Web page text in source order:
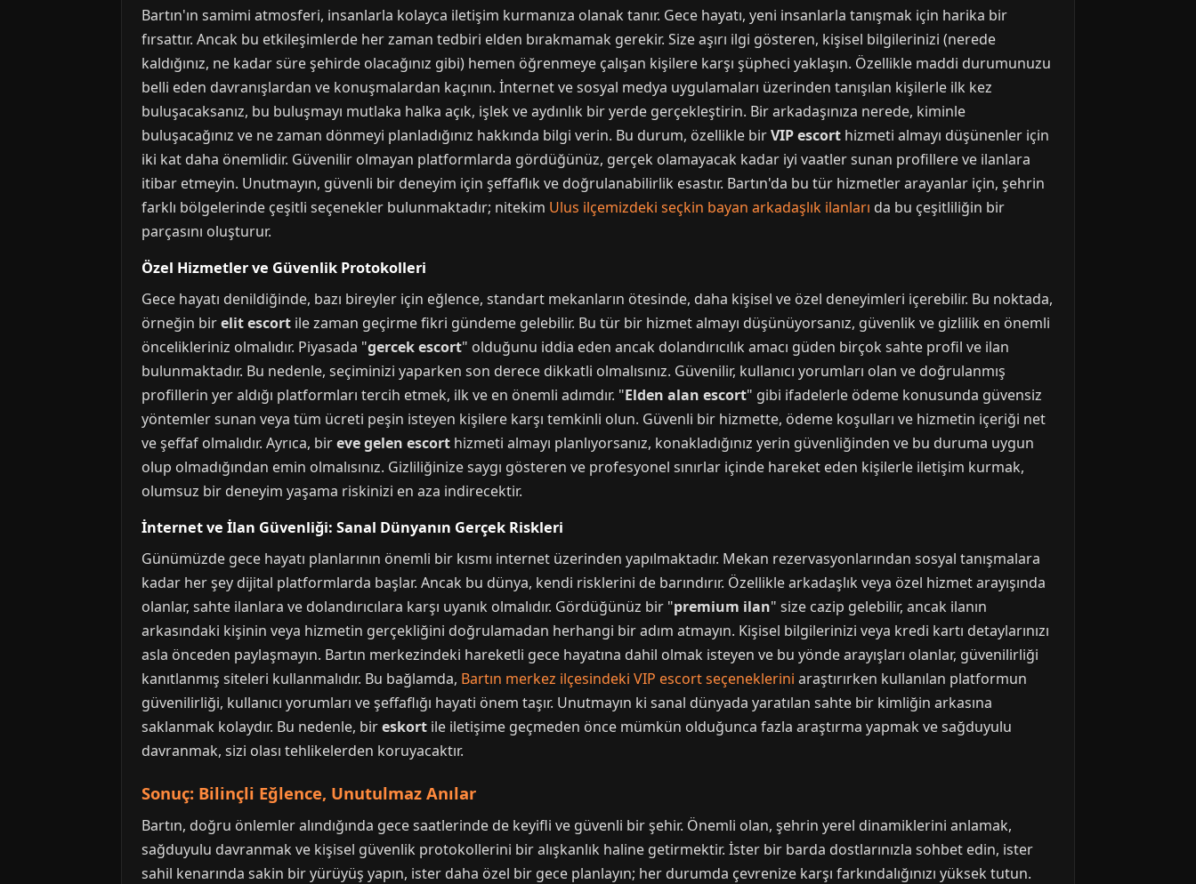
Bartın'ın samimi atmosferi, insanlarla kolayca iletişim kurmanıza olanak tanır. Gece hayatı, yeni insanlarla tanışmak için harika bir
fırsattır. Ancak bu etkileşimlerde her zaman tedbiri elden bırakmamak gerekir. Size aşırı ilgi gösteren, kişisel bilgilerinizi (nerede
kaldığınız, ne kadar süre şehirde olacağınız gibi) hemen öğrenmeye çalışan kişilere karşı şüpheci yaklaşın. Özellikle maddi durumunuzu
belli eden davranışlardan ve konuşmalardan kaçının. İnternet ve sosyal medya uygulamaları üzerinden tanışılan kişilerle ilk kez
buluşacaksanız, bu buluşmayı mutlaka halka açık, işlek ve aydınlık bir yerde gerçekleştirin. Bir arkadaşınıza nerede, kiminle
buluşacağınız ve ne zaman dönmeyi planladığınız hakkında bilgi verin. Bu durum, özellikle birVIP escort hizmeti almayı düşünenler için
iki kat daha önemlidir. Güvenilir olmayan platformlarda gördüğünüz, gerçek olamayacak kadar iyi vaatler sunan profillere ve ilanlara
itibar etmeyin. Unutmayın, güvenli bir deneyim için şeffaflık ve doğrulanabilirlik esastır. Bartın'da bu tür hizmetler arayanlar için, şehrin
farklı bölgelerinde çeşitli seçenekler bulunmaktadır; nitekim Ulus ilçemizdeki seçkin bayan arkadaşlık ilanları da bu çeşitliliğin bir
parçasını oluşturur.
Özel Hizmetler ve Güvenlik Protokolleri
Gece hayatı denildiğinde, bazı bireyler için eğlence, standart mekanların ötesinde, daha kişisel ve özel deneyimleri içerebilir. Bu noktada,
örneğin birelit escort ile zaman geçirme fikri gündeme gelebilir. Bu tür bir hizmet almayı düşünüyorsanız, güvenlik ve gizlilik en önemli
öncelikleriniz olmalıdır. Piyasada "gercek escort" olduğunu iddia eden ancak dolandırıcılık amacı güden birçok sahte profil ve ilan
bulunmaktadır. Bu nedenle, seçiminizi yaparken son derece dikkatli olmalısınız. Güvenilir, kullanıcı yorumları olan ve doğrulanmış
profillerin yer aldığı platformları tercih etmek, ilk ve en önemli adımdır. "Elden alan escort" gibi ifadelerle ödeme konusunda güvensiz
yöntemler sunan veya tüm ücreti peşin isteyen kişilere karşı temkinli olun. Güvenli bir hizmette, ödeme koşulları ve hizmetin içeriği net
ve şeffaf olmalıdır. Ayrıca, bireve gelen escort hizmeti almayı planlıyorsanız, konakladığınız yerin güvenliğinden ve bu duruma uygun
olup olmadığından emin olmalısınız. Gizliliğinize saygı gösteren ve profesyonel sınırlar içinde hareket eden kişilerle iletişim kurmak,
olumsuz bir deneyim yaşama riskinizi en aza indirecektir.
İnternet ve İlan Güvenliği: Sanal Dünyanın Gerçek Riskleri
Günümüzde gece hayatı planlarının önemli bir kısmı internet üzerinden yapılmaktadır. Mekan rezervasyonlarından sosyal tanışmalara
kadar her şey dijital platformlarda başlar. Ancak bu dünya, kendi risklerini de barındırır. Özellikle arkadaşlık veya özel hizmet arayışında
olanlar, sahte ilanlara ve dolandırıcılara karşı uyanık olmalıdır. Gördüğünüz bir "premium ilan" size cazip gelebilir, ancak ilanın
arkasındaki kişinin veya hizmetin gerçekliğini doğrulamadan herhangi bir adım atmayın. Kişisel bilgilerinizi veya kredi kartı detaylarınızı
asla önceden paylaşmayın. Bartın merkezindeki hareketli gece hayatına dahil olmak isteyen ve bu yönde arayışları olanlar, güvenilirliği
kanıtlanmış siteleri kullanmalıdır. Bu bağlamda, Bartın merkez ilçesindeki VIP escort seçeneklerini araştırırken kullanılan platformun
güvenilirliği, kullanıcı yorumları ve şeffaflığı hayati önem taşır. Unutmayın ki sanal dünyada yaratılan sahte bir kimliğin arkasına
saklanmak kolaydır. Bu nedenle, bireskort ile iletişime geçmeden önce mümkün olduğunca fazla araştırma yapmak ve sağduyulu
davranmak, sizi olası tehlikelerden koruyacaktır.
Sonuç: Bilinçli Eğlence, Unutulmaz Anılar
Bartın, doğru önlemler alındığında gece saatlerinde de keyifli ve güvenli bir şehir. Önemli olan, şehrin yerel dinamiklerini anlamak,
sağduyulu davranmak ve kişisel güvenlik protokollerini bir alışkanlık haline getirmektir. İster bir barda dostlarınızla sohbet edin, ister
sahil kenarında sakin bir yürüyüş yapın, ister daha özel bir gece planlayın; her durumda çevrenize karşı farkındalığınızı yüksek tutun.